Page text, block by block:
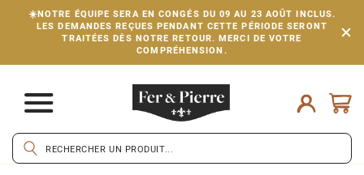
☀️NOTRE ÉQUIPE SERA EN CONGÉS DU 09 AU 23 AOÛT INCLUS.
LES DEMANDES REÇUES PENDANT CETTE PÉRIODE SERONT
TRAITÉES DÈS NOTRE RETOUR. MERCI DE VOTRE
COMPRÉHENSION.